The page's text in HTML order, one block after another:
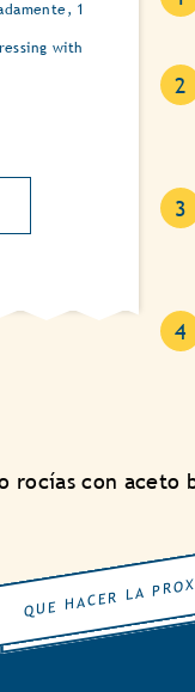
1
with
rocías con aceto
QUE HACER LA